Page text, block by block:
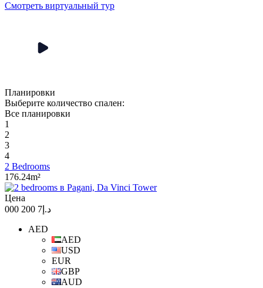
Смотреть виртуальный тур
Планировки
Выберите количество спален:
Все планировки
1
2
3
4
2 Bedrooms
176.24m²
Цена
د.إ7 200 000
AED
AED
USD
EUR
GBP
AUD